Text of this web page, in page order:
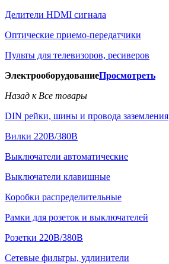
Делители HDMI сигнала
Оптические приемо-передатчики
Пульты для телевизоров, ресиверов
ЭлектрооборудованиеПросмотреть
Назад к Все товары
DIN рейки, шины и провода заземления
Вилки 220В/380В
Выключатели автоматические
Выключатели клавишные
Коробки распределительные
Рамки для розеток и выключателей
Розетки 220В/380В
Сетевые фильтры, удлинители